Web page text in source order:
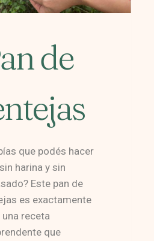
de
que podés hacer
harina y sin
Este pan de
es exactamente
una receta
que